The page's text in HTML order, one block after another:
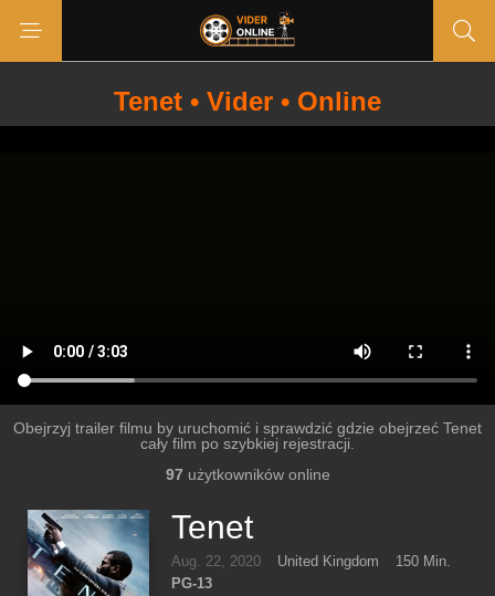
Tenet • Vider • Online
Obejrzyj trailer filmu by uruchomić i sprawdzić gdzie obejrzeć Tenet
cały film po szybkiej rejestracji.
97 użytkowników online
Tenet
Aug. 22, 2020 United Kingdom
150 Min.
PG-13